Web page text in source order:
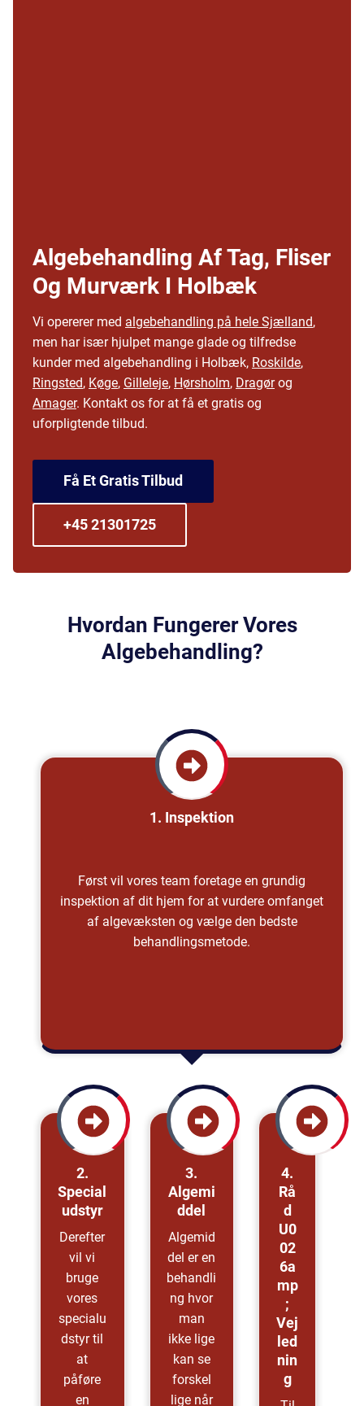
Algebehandling Af Tag, Fliser
Og Murværk I Holbæk
Vi opererer med algebehandling på hele Sjælland,
men har især hjulpet mange glade og tilfredse
kunder med algebehandling i Holbæk, Roskilde,
Ringsted, Køge, Gilleleje, Hørsholm, Dragørog
Amager. Kontakt os for at få et gratis og
uforpligtende tilbud.
Få Et Gratis Tilbud
+45 21301725
Hvordan Fungerer Vores
Algebehandling?
1. Inspektion
Først vil vores team foretage en grundig
inspektion af dit hjem for at vurdere omfanget
af algevæksten og vælge den bedste
behandlingsmetode.
2.
Special
Udstyr
Derefter
vil vi
bruge
vores
specialu
dstyr til
at
påføre
en
3.
Algemi
Ddel
Algemid
del er en
behandli
ng hvor
man
ikke lige
kan se
forskel
lige når
4.
Rå
D
U0
02
6a
Mp
;
Vej
Led
Nin
G